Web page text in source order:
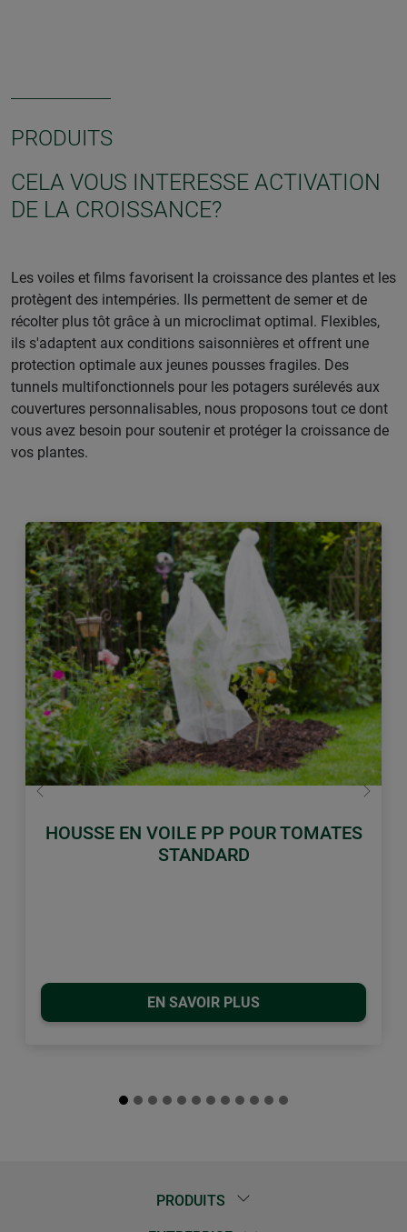
PRODUITS
CELA VOUS INTERESSE ACTIVATION
DE LA CROISSANCE?
Les voiles et films favorisent la croissance des plantes et les
protègent des intempéries. Ils permettent de semer et de
récolter plus tôt grâce à un microclimat optimal. Flexibles,
ils s'adaptent aux conditions saisonnières et offrent une
protection optimale aux jeunes pousses fragiles. Des
tunnels multifonctionnels pour les potagers surélevés aux
couvertures personnalisables, nous proposons tout ce dont
vous avez besoin pour soutenir et protéger la croissance de
vos plantes.
HOUSSE EN VOILE PP POUR TOMATES
STANDARD
EN SAVOIR PLUS
retour
PRODUITS